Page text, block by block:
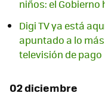
niños: el Gobierno
Digi TV ya está
apuntado a lo
televisión de pago
02 diciembre